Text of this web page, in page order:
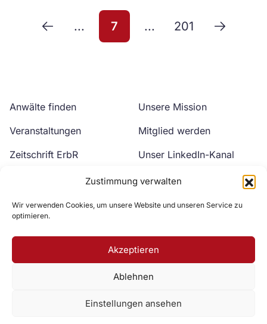
Zustimmung verwalten
Wir verwenden Cookies, um unsere Website und unseren Service zu
optimieren.
Akzeptieren
Ablehnen
Einstellungen ansehen
... 7 ... 201
Anwälte finden
Veranstaltungen
Zeitschrift ErbR
Unsere Mission
Mitglied werden
Unser LinkedIn-Kanal
Unser YouTube-Kanal
Zur DAV Webseite